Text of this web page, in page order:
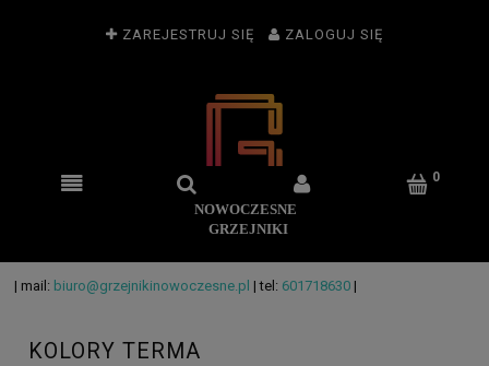
ZAREJESTRUJ SIĘ ZALOGUJ SIĘ
| mail: biuro@grzejnikinowoczesne.pl | tel: 601718630 |
KOLORY TERMA